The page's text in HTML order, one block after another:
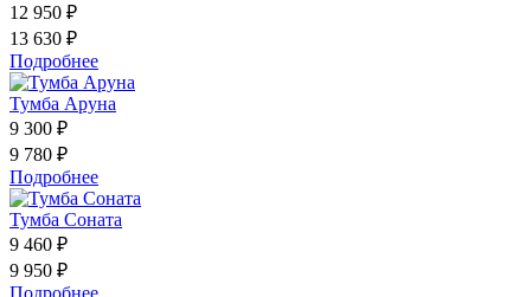
12 950 ₽
13 630 ₽
Подробнее
Тумба Аруна
9 300 ₽
9 780 ₽
Подробнее
Тумба Соната
9 460 ₽
9 950 ₽
Подробнее